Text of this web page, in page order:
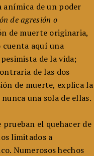
anímica de un poder
de agresión o
de muerte originaria,
cuenta aquí una
de la vida;
de las dos
de muerte, explica la
una sola de ellas.
el quehacer de
limitados a
Numerosos hechos